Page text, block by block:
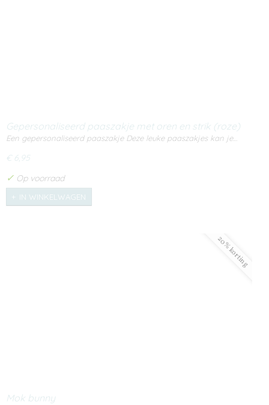
Gepersonaliseerd paaszakje met oren en strik (roze)
Een gepersonaliseerd paaszakje Deze leuke paaszakjes kan je…
€ 6,95
✓ Op voorraad
IN WINKELWAGEN
20% korting
Mok bunny